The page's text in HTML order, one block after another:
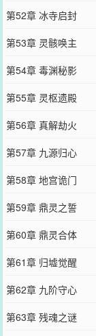
第52章 冰寺启封
第53章 灵骸唤主
第54章 毒渊秘影
第55章 灵枢遗殿
第56章 真解劫火
第57章 九源归心
第58章 地宫诡门
第59章 鼎灵之誓
第60章 鼎灵合体
第61章 归墟觉醒
第62章 九阶守心
第63章 残魂之谜